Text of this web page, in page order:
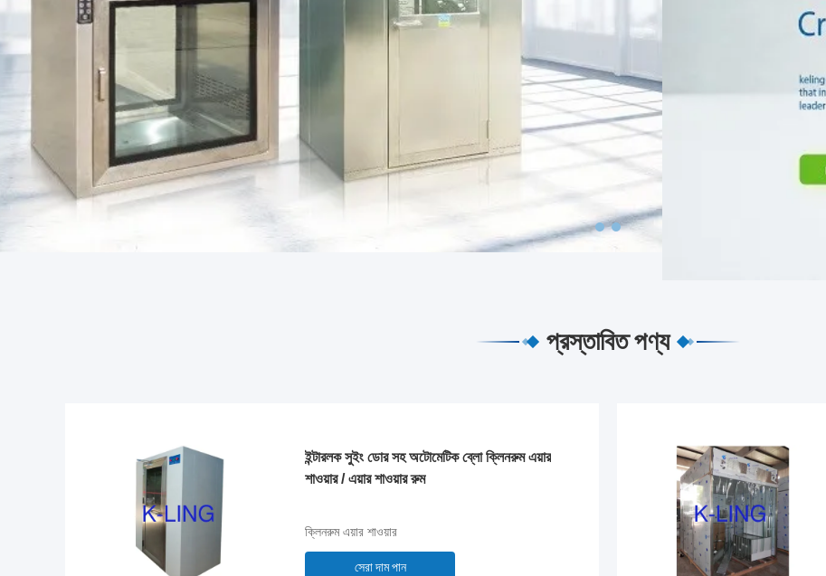
প্রস্তাবিত পণ্য
ইন্টারলক সুইং ডোর সহ অটোমেটিক ব্লো ক্লিনরুম এয়ার
শাওয়ার / এয়ার শাওয়ার রুম
ক্লিনরুম এয়ার শাওয়ার
সেরা দাম পান